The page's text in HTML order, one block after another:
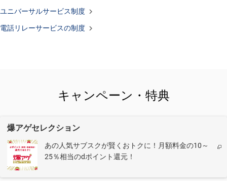
ユニバーサルサービス制度 
電話リレーサービスの制度 
キャンペーン・特典
爆アゲセレクション
あの人気サブスクが賢くおトクに！月額料金の10～
25％相当のdポイント還元！